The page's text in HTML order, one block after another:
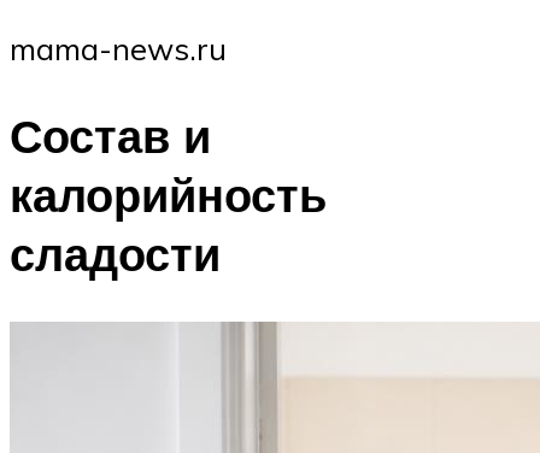
mama-news.ru
Состав и
калорийность
сладости